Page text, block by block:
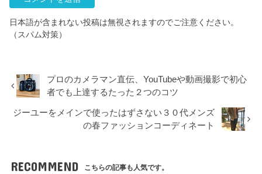
日本語が含まれない投稿は無視されますのでご注意ください。
（スパム対策）
プロのカメラマン直伝、YouTubeや動画撮影で初心
者でも上達するたった２つのコツ
ジーユーをメインで使ったはずさない３０代メンズ
の春ファッションコーディネート
RECOMMEND こちらの記事も人気です。